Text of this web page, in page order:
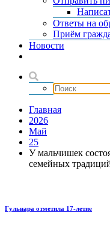
Ответы на
Приём
Новости
Главная
2026
Май
25
У мальчишек
семейных
Гульнара отметила 17‑летие